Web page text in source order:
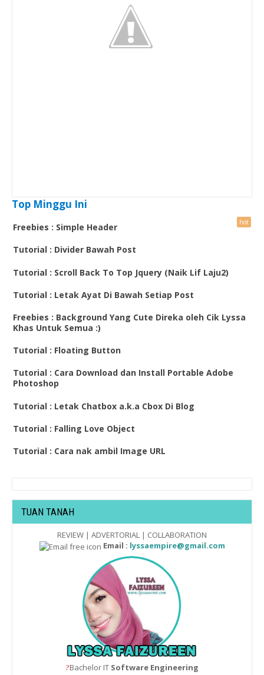
Top Minggu Ini
Freebies : Simple Header
Tutorial : Divider Bawah Post
Tutorial : Scroll Back To Top Jquery (Naik Lif Laju2)
Tutorial : Letak Ayat Di Bawah Setiap Post
Freebies : Background Yang Cute Direka oleh Cik Lyssa
Khas Untuk Semua :)
Tutorial : Floating Button
Tutorial : Cara Download dan Install Portable Adobe
Photoshop
Tutorial : Letak Chatbox a.k.a Cbox Di Blog
Tutorial : Falling Love Object
Tutorial : Cara nak ambil Image URL
TUAN TANAH
REVIEW | ADVERTORIAL | COLLABORATION
Email : lyssaempire@gmail.com
?Bachelor IT Software Engineering